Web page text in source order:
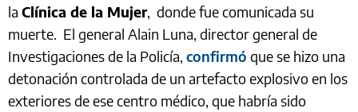
la Clínica de la Mujer, donde fue comunicada su
muerte. El general Alain Luna, director general de
Investigaciones de la Policía, confirmó que se hizo una
detonación controlada de un artefacto explosivo en los
exteriores de ese centro médico, que habría sido